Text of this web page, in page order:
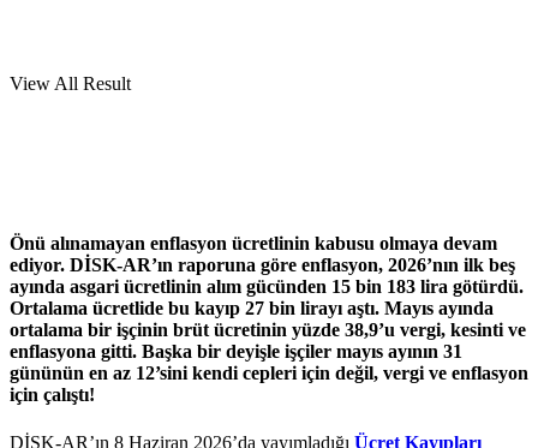
View All Result
Önü alınamayan enflasyon ücretlinin kabusu olmaya devam
ediyor. DİSK-AR’ın raporuna göre enflasyon, 2026’nın ilk beş
ayında asgari ücretlinin alım gücünden 15 bin 183 lira götürdü.
Ortalama ücretlide bu kayıp 27 bin lirayı aştı. Mayıs ayında
ortalama bir işçinin brüt ücretinin yüzde 38,9’u vergi, kesinti ve
enflasyona gitti. Başka bir deyişle işçiler mayıs ayının 31
gününün en az 12’sini kendi cepleri için değil, vergi ve enflasyon
için çalıştı!
DİSK-AR’ın 8 Haziran 2026’da yayımladığı Ücret Kayıpları